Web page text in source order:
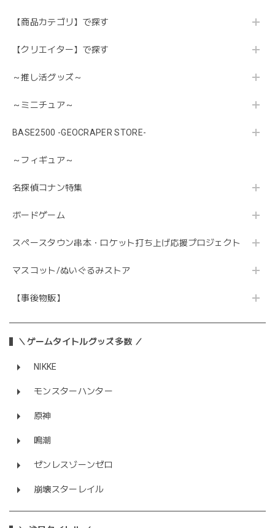
【商品カテゴリ】で探す
【クリエイター】で探す
～推し活グッズ～
～ミニチュア～
BASE2500 -GEOCRAPER STORE-
～フィギュア～
名探偵コナン特集
ボードゲーム
スペースタウン串本・ロケット打ち上げ応援プロジェクト
マスコット/ぬいぐるみストア
【事後物販】
＼ゲームタイトルグッズ多数 ／
NIKKE
モンスターハンター
原神
鳴潮
ゼンレスゾーンゼロ
崩壊スターレイル